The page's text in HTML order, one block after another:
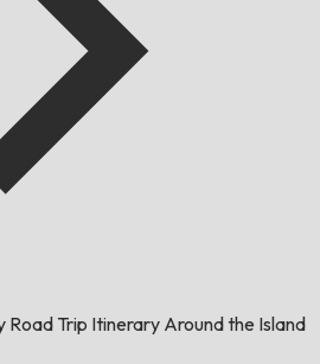
Road Trip Itinerary Around the Island